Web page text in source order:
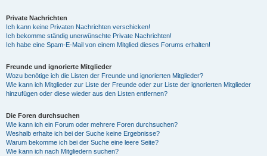
Private Nachrichten
Ich kann keine Privaten Nachrichten verschicken!
Ich bekomme ständig unerwünschte Private Nachrichten!
Ich habe eine Spam-E-Mail von einem Mitglied dieses Forums erhalten!
Freunde und ignorierte Mitglieder
Wozu benötige ich die Listen der Freunde und ignorierten Mitglieder?
Wie kann ich Mitglieder zur Liste der Freunde oder zur Liste der ignorierten Mitglieder
hinzufügen oder diese wieder aus den Listen entfernen?
Die Foren durchsuchen
Wie kann ich ein Forum oder mehrere Foren durchsuchen?
Weshalb erhalte ich bei der Suche keine Ergebnisse?
Warum bekomme ich bei der Suche eine leere Seite?
Wie kann ich nach Mitgliedern suchen?